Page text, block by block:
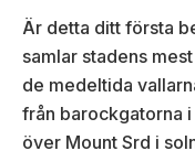
Är detta ditt första
samlar stadens
de medeltida
från barockgatorna
över Mount Srd i